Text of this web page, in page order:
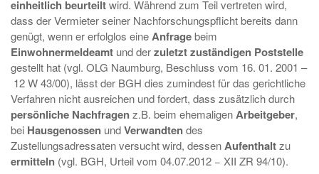
einheitlich beurteiltwird. Während zum Teil vertreten wird,
dass der Vermieter seiner Nachforschungspflicht bereits dann
genügt, wenn er erfolglos eineAnfragebeim
Einwohnermeldeamt und derzuletzt zuständigen Poststelle
gestellt hat (vgl. OLG Naumburg, Beschluss vom 16. 01. 2001 –
12 W 43/00), lässt der BGH dies zumindest für das gerichtliche
Verfahren nicht ausreichen und fordert, dass zusätzlich durch
persönliche Nachfragenz.B. beim ehemaligenArbeitgeber,
bei Hausgenossen undVerwandtendes
Zustellungsadressaten versucht wird, dessenAufenthaltzu
ermitteln (vgl. BGH, Urteil vom 04.07.2012 − XII ZR 94/10).